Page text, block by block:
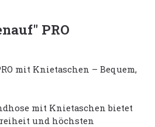
PRO
mit Knietaschen – Bequem,
mit Knietaschen bietet
und höchsten